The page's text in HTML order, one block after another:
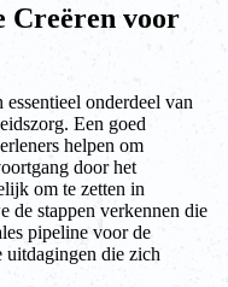
Creëren voor
onderdeel van
Een goed
helpen om
door het
om te zetten in
de stappen verkennen die
pipeline voor de
uitdagingen die zich